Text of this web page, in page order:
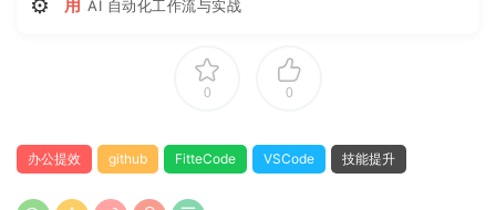
用 AI 自动化工作流与实战
0 0
办公提效 github FitteCode VSCode 技能提升